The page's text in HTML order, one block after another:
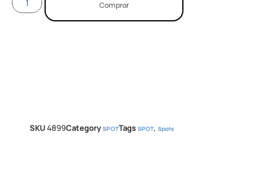
Comprar
SKU4899Category SPOTTags SPOT, Spots